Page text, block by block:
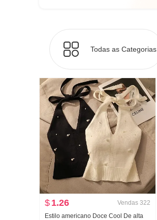
Todas as Categorias
$ 1.26 Vendas 322
Estilo americano Doce Cool De alta